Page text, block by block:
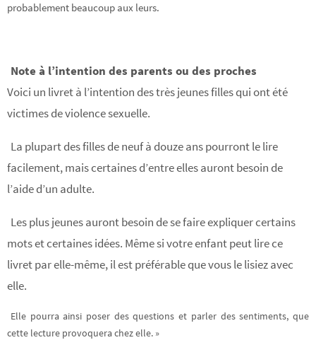
probablement beaucoup aux leurs.
Note à l’intention des parents ou des proches
Voici un livret à l’intention des très jeunes filles qui ont été
victimes de violence sexuelle.
La plupart des filles de neuf à douze ans pourront le lire
facilement, mais certaines d’entre elles auront besoin de
l’aide d’un adulte.
Les plus jeunes auront besoin de se faire expliquer certains
mots et certaines idées. Même si votre enfant peut lire ce
livret par elle-même, il est préférable que vous le lisiez avec
elle.
Elle pourra ainsi poser des questions et parler des sentiments, que
cette lecture provoquera chez elle. »